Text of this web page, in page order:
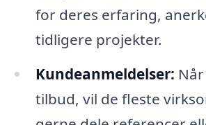
for deres erfaring,
tidligere projekter.
Kundeanmeldelser:
tilbud, vil de fleste